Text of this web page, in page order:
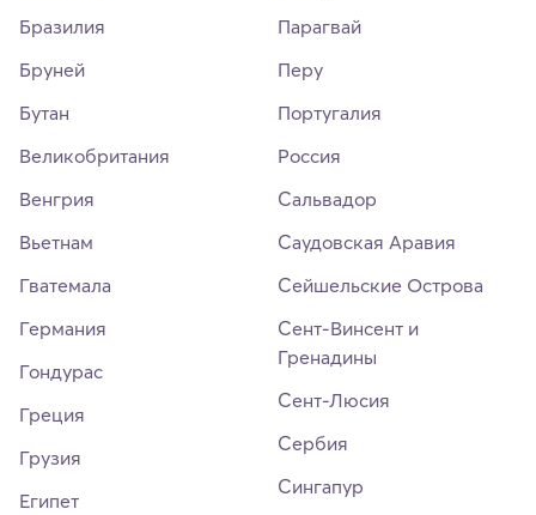
Бразилия
Бруней
Бутан
Великобритания
Венгрия
Вьетнам
Гватемала
Германия
Гондурас
Греция
Грузия
Египет
Парагвай
Перу
Португалия
Россия
Сальвадор
Саудовская Аравия
Сейшельские Острова
Сент-Винсент и
Гренадины
Сент-Люсия
Сербия
Сингапур